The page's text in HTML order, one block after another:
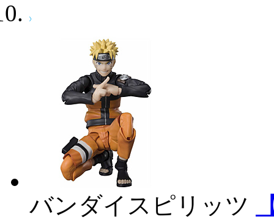
バンダイスピリッツ